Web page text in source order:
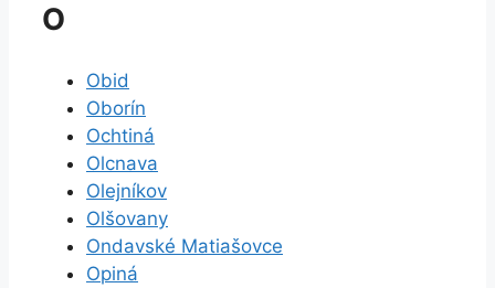
O
Obid
Oborín
Ochtiná
Olcnava
Olejníkov
Olšovany
Ondavské Matiašovce
Opiná